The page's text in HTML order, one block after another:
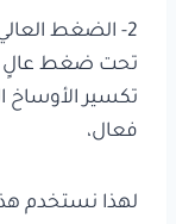
2- الضغط
تحت ضغط عالٍ
تكسير الأوساخ
فعال،
لهذا نستخدم